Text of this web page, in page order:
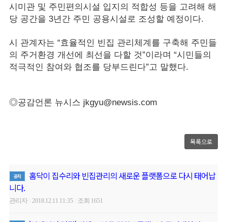
시미관 및 주민편의시설 입지의 적합성 등을 고려해 해
당 공간을 3년간 주민 공용시설로 조성할 예정이다.
시 관계자는 “효율적인 빈집 관리체계를 구축해 주민들
의 주거환경 개선에 최선을 다할 것”이라며 “시민들의
적극적인 참여와 협조를 당부드린다”고 말했다.
◎공감언론 뉴시스 jkgyu@newsis.com
목록으로
공지
홈닥이 집수리와 빈집관리의 새로운 플랫폼으로 다시 태어납
니다.
관리자 2018.12.11 11:35 조회 1651